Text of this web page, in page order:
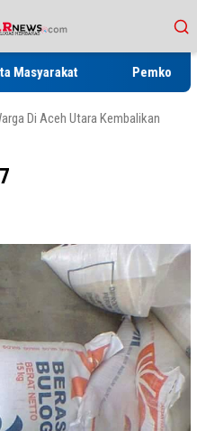
Pemko
Di Aceh Utara Kembalikan